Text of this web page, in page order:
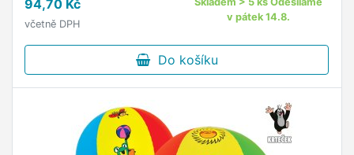
94,70 Kč
včetně DPH
v pátek 14.8.
Do košíku